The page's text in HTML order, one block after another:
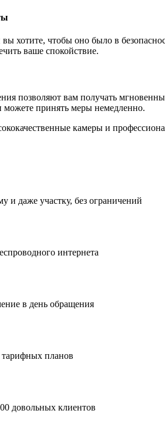
хотите, чтобы оно было в
ваше спокойствие.
позволяют вам получать
можете принять меры немедленно.
камеры и
и даже участку, без ограничений
интернета
в день обращения
планов
довольных клиентов